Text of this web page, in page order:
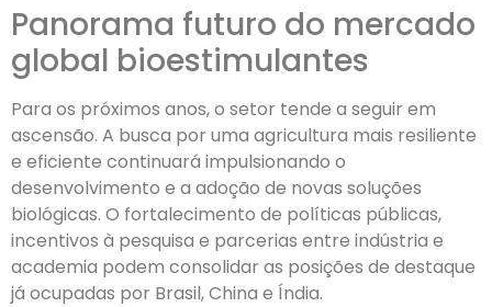
Panorama futuro do mercado
global bioestimulantes
Para os próximos anos, o setor tende a seguir em
ascensão. A busca por uma agricultura mais resiliente
e eficiente continuará impulsionando o
desenvolvimento e a adoção de novas soluções
biológicas. O fortalecimento de políticas públicas,
incentivos à pesquisa e parcerias entre indústria e
academia podem consolidar as posições de destaque
já ocupadas por Brasil, China e Índia.